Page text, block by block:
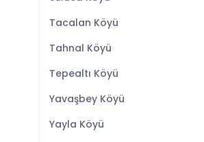
Tacalan Köyü
Tahnal Köyü
Tepealtı Köyü
Yavaşbey Köyü
Yayla Köyü